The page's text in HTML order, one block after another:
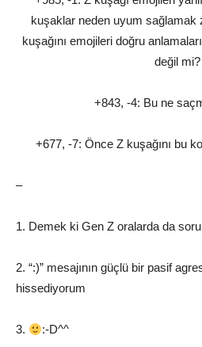
kuşaklar neden uyum sağlamak
kuşağını emojileri doğru
değil mi?
+843, -4: Bu ne
+677, -7: Önce Z kuşağını bu
–
1. Demek ki Gen Z oralarda da
2. “:)” mesajının güçlü bir pasif
hissediyorum
3. :-D^^